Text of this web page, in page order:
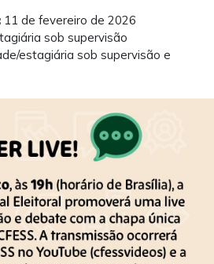
11 de fevereiro de 2026
sob supervisão
estagiária sob supervisão e